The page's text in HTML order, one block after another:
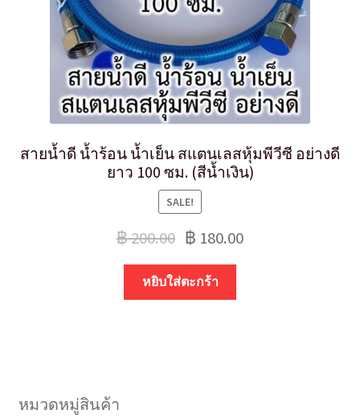
สายน้ำดี น้ำร้อน น้ำเย็น สแตนเลสหุ้มพีวีซี อย่างดี
ยาว 100 ซม. (สีน้ำเงิน)
SALE!
฿200.00 ฿ 180.00
หยิบใส่ตะกร้า
หมวดหมู่สินค้า